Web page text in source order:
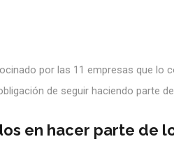
por las 11 empresas que lo
de seguir haciendo parte
en hacer parte de